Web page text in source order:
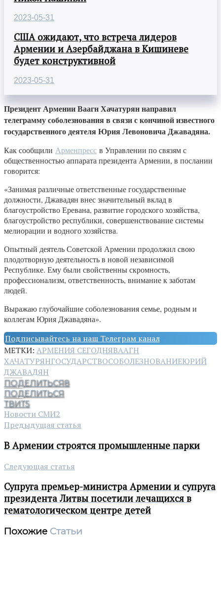
2023-05-31
США ожидают, что встреча лидеров
Армении и Азербайджана в Кишиневе
будет конструктивной
2023-05-31
Президент Армении Ваагн Хачатурян направил
телеграмму соболезнования в связи с кончиной известного
государственного деятеля Юрия Левоновича Джавадяна.
Как сообщили Арменпресс в Управлении по связям с
общественностью аппарата президента Армении, в послании
говорится:
«Занимая различные ответственные государственные
должности, Джавадян внес значительный вклад в
благоустройство Еревана, развитие городского хозяйства,
благоустройство республики, совершенствование системы
мелиорации и водного хозяйства.
Опытный деятель Советской Армении продолжил свою
плодотворную деятельность в новой независимой
Республике. Ему были свойственны скромность,
профессионализм, ответственность, внимание к заботам
людей.
Выражаю глубочайшие соболезнования семье, родным и
коллегам Юрия Джавадяна».
Подписывайтесь на наш Телеграм канал
МЕТКИ: АРМЕНИЯ СЕГОДНЯВААГН
ХАЧАТУРЯНГОСУДАРСТВОСОБОЛЕЗНОВАНИЕЮРИЙ
ДЖАВАДЯН
ПОДЕЛИТЬСЯ8
ПОДЕЛИТЬСЯ
ТВИТ5
Новости СМИ2
Предыдущая статья
В Армении строятся промышленные парки
Следующая статья
Супруга премьер-министра Армении и супруга
президента Литвы посетили лечащихся в
гематологическом центре детей
Похожие Статьи